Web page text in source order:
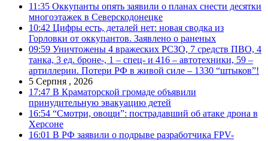
11:35 Оккупанты опять заявили о планах снести десятки
многоэтажек в Северскодонецке
10:42 Цифры есть, деталей нет: новая сводка из
Горловки от оккупантов. Заявлено о раненых
09:59 Уничтожены 4 вражеских РСЗО, 7 средств ПВО, 4
танка, 3 ед. броне-, 1 – спец- и 416 – автотехники, 59 –
артиллерии. Потери РФ в живой силе – 1330 “штыков”!
5 Серпня , 2026
17:47 В Краматорской громаде объявили
принудительную эвакуацию детей
16:54 “Смотри, овощи”: пострадавший об атаке дрона в
Херсоне
16:01 В РФ заявили о подрыве разработчика FPV-